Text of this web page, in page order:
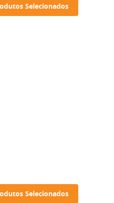
Selecionados
Selecionados